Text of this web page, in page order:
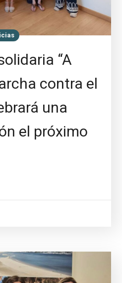
“A
contra el
una
el próximo